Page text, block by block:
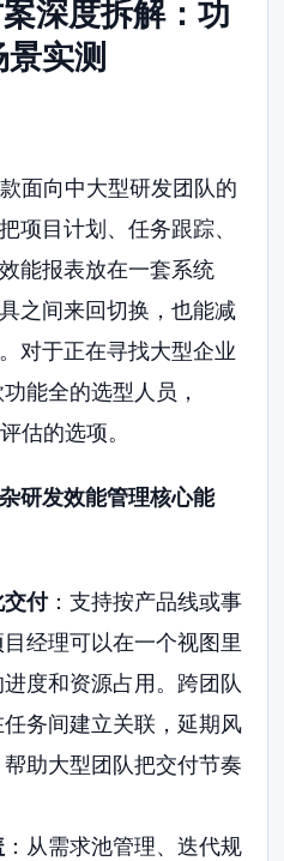
深度拆解：功
实测
面向中大型研发团队的
项目计划、任务跟踪、
能报表放在一套系统
之间来回切换，也能减
对于正在寻找大型企业
能全的选型人员，
估的选项。
研发效能管理核心能
交付：支持按产品线或事
经理可以在一个视图里
度和资源占用。跨团队
务间建立关联，延期风
助大型团队把交付节奏
：从需求池管理、迭代规